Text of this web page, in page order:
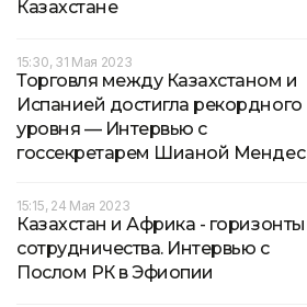
Казахстане
15:30, 31 Мая 2023
Торговля между Казахстаном и
Испанией достигла рекордного
уровня — Интервью с
госсекретарем Шианой Мендес
15:15, 24 Мая 2023
Казахстан и Африка - горизонты
сотрудничества. Интервью с
Послом РК в Эфиопии